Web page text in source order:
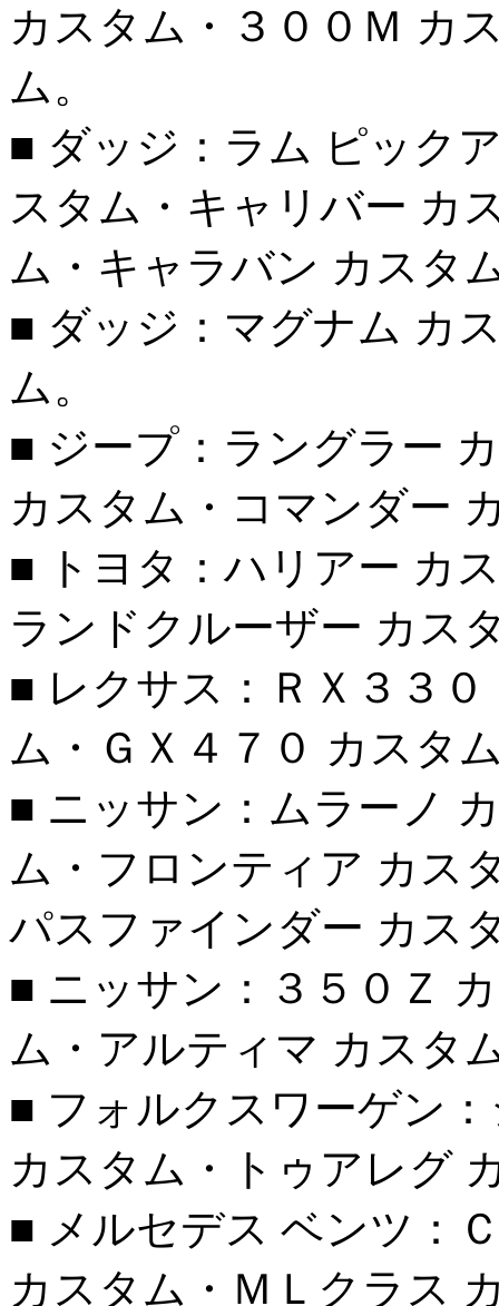
カスタム・３００Ｍ カ
ム。
■ ダッジ：ラム ピック
スタム・キャリバー カ
ム・キャラバン カスタ
■ ダッジ：マグナム カ
ム。
■ ジープ：ラングラー
カスタム・コマンダー
■ トヨタ：ハリアー カ
ランドクルーザー カス
■ レクサス：ＲＸ３３
ム・ＧＸ４７０ カスタ
■ ニッサン：ムラーノ
ム・フロンティア カス
パスファインダー カス
■ ニッサン：３５０Ｚ
ム・アルティマ カスタ
■ フォルクスワーゲン
カスタム・トゥアレグ
■ メルセデス ベンツ：
カスタム・ＭＬクラス